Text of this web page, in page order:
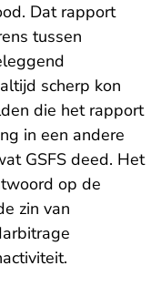
Dat rapport
tussen
scherp kon
die het rapport
in een andere
GSFS deed. Het
op de
zin van